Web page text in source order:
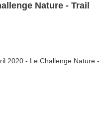
Nature - Trail